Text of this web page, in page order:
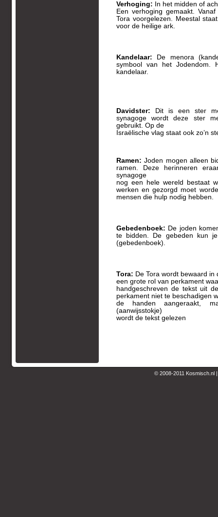
Verhoging: In het midden of
Een verhoging gemaakt.
Tora voorgelezen. Meestal
voor de heilige ark.
Kandelaar: De menora
symbool van het Jodendom.
kandelaar.
Davidster: Dit is een ster
synagoge wordt deze ster
gebruikt. Op de
Israëlische vlag staat ook zo’n
Ramen: Joden mogen alleen
ramen. Deze herinneren
synagoge
nog een hele wereld bestaat
werken en gezorgd moet
mensen die hulp nodig hebben.
Gebedenboek: De joden
te bidden. De gebeden kun
(gebedenboek).
Tora: De Tora wordt bewaard in
een grote rol van perkament
handgeschreven de tekst uit
perkament niet te beschadigen
de handen aangeraakt,
(aanwijsstokje)
wordt de tekst gelezen
© 2008-2011 Kosmisch.nl